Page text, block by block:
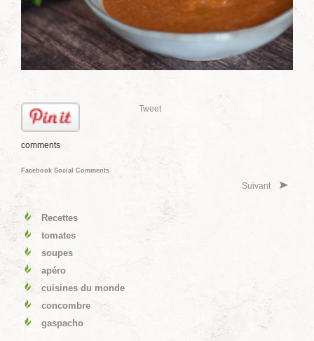
Tweet
comments
Facebook Social Comments
Suivant
Recettes
tomates
soupes
apéro
cuisines du monde
concombre
gaspacho